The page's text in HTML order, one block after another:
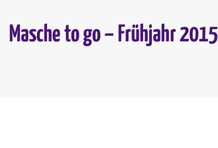
Masche to go – Frühjahr 2015